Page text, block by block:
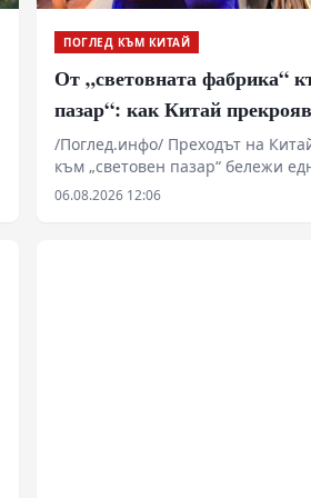
ПОГЛЕД КЪМ КИТАЙ
От „световната фабрика“
пазар“: как Китай
глобалното потребление
/Поглед.инфо/ Преходът на
към „световен пазар“ бележи
трансформации в съвременната
06.08.2026 12:06